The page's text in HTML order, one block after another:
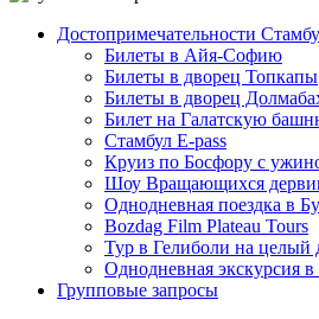
Достопримечательности
Билеты в Айя-Софию
Билеты в дворец Топкапы
Билеты в дворец
Билет на Галатскую
Стамбул E-pass
Круиз по Босфору с
Шоу Вращающихся
Однодневная поездка в
Bozdag Film Plateau Tours
Тур в Гелиболи на целый
Однодневная экскурсия
Групповые запросы